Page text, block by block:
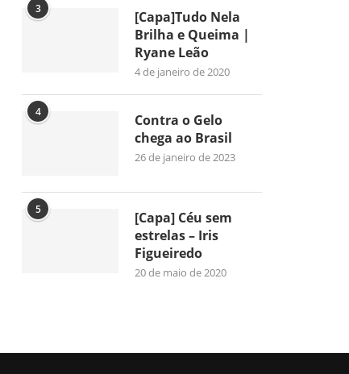
3
[Capa]Tudo Nela
Brilha e Queima |
Ryane Leão
4 de janeiro de 2020
4
Contra o Gelo
chega ao Brasil
26 de janeiro de 2023
5
[Capa] Céu sem
estrelas – Iris
Figueiredo
20 de maio de 2020